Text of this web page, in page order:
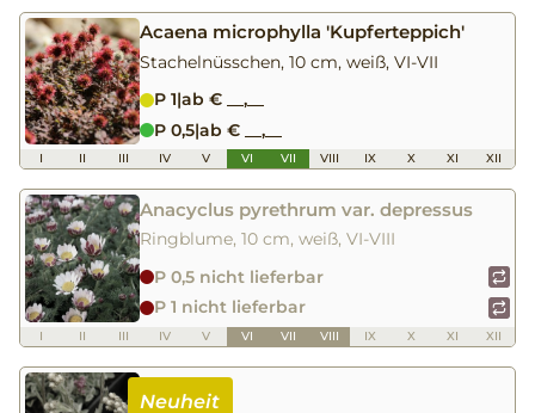
Acaena microphylla 'Kupferteppich'
Stachelnüsschen, 10 cm, weiß, VI-VII
P 1|ab € __,__
P 0,5|ab € __,__
I II III IV V VI VII VIII IX X XI XII
Anacyclus pyrethrum var. depressus
Ringblume, 10 cm, weiß, VI-VIII
P 0,5 nicht lieferbar
P 1 nicht lieferbar
I II III IV V VI VII VIII IX X XI XII